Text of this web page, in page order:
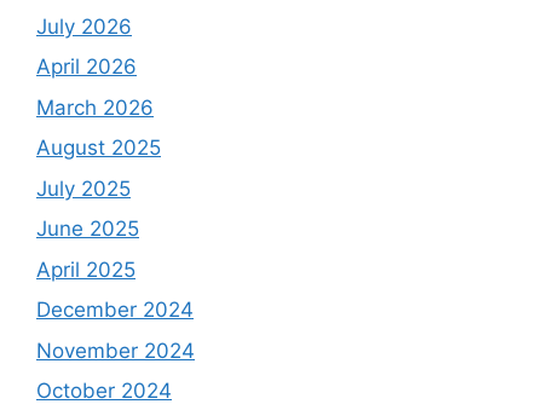
July 2026
April 2026
March 2026
August 2025
July 2025
June 2025
April 2025
December 2024
November 2024
October 2024